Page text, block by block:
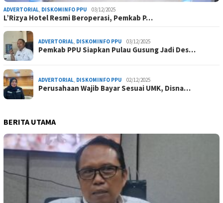
ADVERTORIAL DISKOMINFO PPU 03/12/2025
L’Rizya Hotel Resmi Beroperasi, Pemkab P…
ADVERTORIAL DISKOMINFO PPU 03/12/2025
Pemkab PPU Siapkan Pulau Gusung Jadi Des…
ADVERTORIAL DISKOMINFO PPU 02/12/2025
Perusahaan Wajib Bayar Sesuai UMK, Disna…
BERITA UTAMA